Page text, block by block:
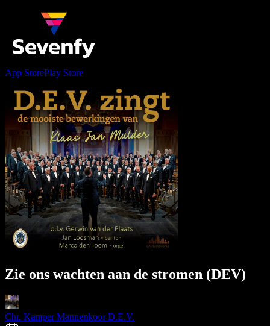
App StorePlay Store
Zie ons wachten aan de stromen (DEV)
Chr. Kamper Mannenkoor D.E.V.